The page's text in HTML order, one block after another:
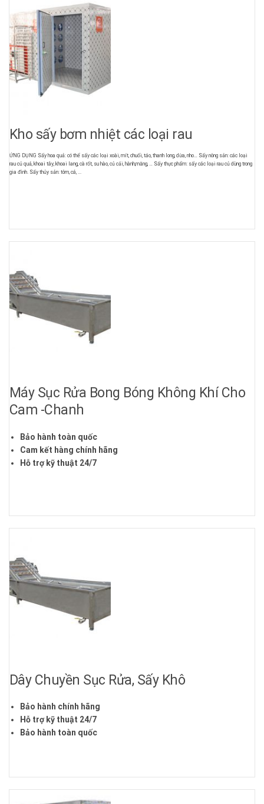
Kho sấy bơm nhiệt các loại rau
ỨNG DỤNG Sấy hoa quả: có thể sấy các loại xoài, mít, chuối, táo, thanh long, dừa, nho… Sấy nông sản: các loại
rau củ quả, khoai tây, khoai lang, cà rốt, su hào, củ cải, hành,măng, … Sấy thực phẩm: sấy các loại rau củ dùng trong
gia đình. Sấy thủy sản: tôm, cá, ...
Máy Sục Rửa Bong Bóng Không Khí Cho
Cam -Chanh
Bảo hành toàn quốc
Cam kết hàng chính hãng
Hỗ trợ kỹ thuật 24/7
Dây Chuyền Sục Rửa, Sấy Khô
Bảo hành chính hãng
Hỗ trợ kỹ thuật 24/7
Bảo hành toàn quốc